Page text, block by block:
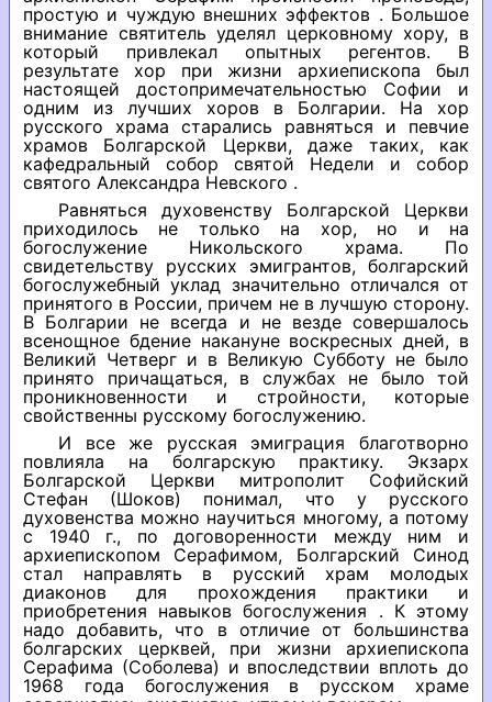
простую и чуждую внешних эффектов . Большое
внимание святитель уделял церковному хору, в
который привлекал опытных регентов. В
результате хор при жизни архиепископа был
настоящей достопримечательностью Софии и
одним из лучших хоров в Болгарии. На хор
русского храма старались равняться и певчие
храмов Болгарской Церкви, даже таких, как
кафедральный собор святой Недели и собор
святого Александра Невского .
Равняться духовенству Болгарской Церкви
приходилось не только на хор, но и на
богослужение Никольского храма. По
свидетельству русских эмигрантов, болгарский
богослужебный уклад значительно отличался от
принятого в России, причем не в лучшую сторону.
В Болгарии не всегда и не везде совершалось
всенощное бдение накануне воскресных дней, в
Великий Четверг и в Великую Субботу не было
принято причащаться, в службах не было той
проникновенности и стройности, которые
свойственны русскому богослужению.
И все же русская эмиграция благотворно
повлияла на болгарскую практику. Экзарх
Болгарской Церкви митрополит Софийский
Стефан (Шоков) понимал, что у русского
духовенства можно научиться многому, а потому
с 1940 г., по договоренности между ним и
архиепископом Серафимом, Болгарский Синод
стал направлять в русский храм молодых
диаконов для прохождения практики и
приобретения навыков богослужения . К этому
надо добавить, что в отличие от большинства
болгарских церквей, при жизни архиепископа
Серафима (Соболева) и впоследствии вплоть до
1968 года богослужения в русском храме